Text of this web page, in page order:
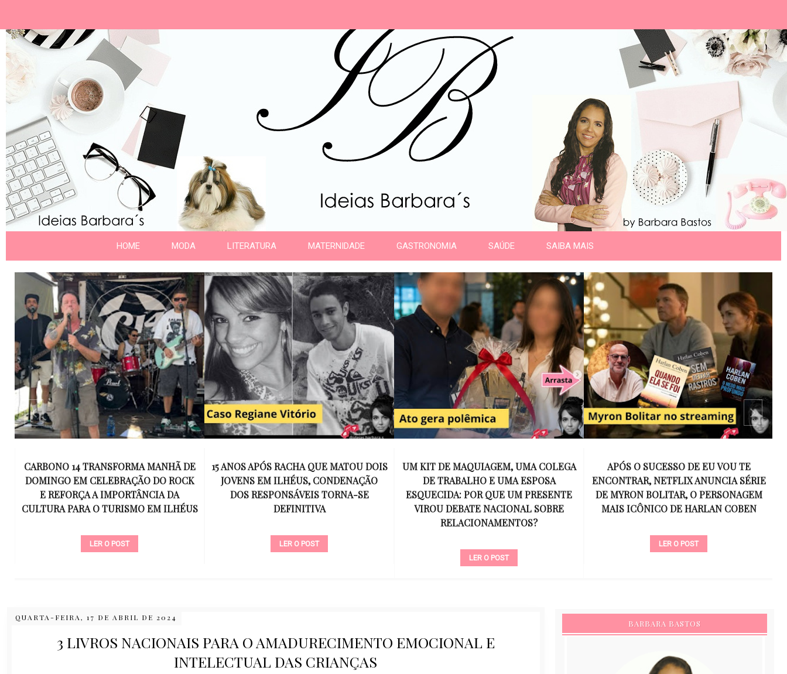
HOME MODA LITERATURA MATERNIDADE GASTRONOMIA SAÚDE SAIBA MAIS
15 ANOS APÓS RACHA QUE MATOU DOIS
JOVENS EM ILHÉUS, CONDENAÇÃO
DOS RESPONSÁVEIS TORNA-SE
DEFINITIVA
LER O POST
UM KIT DE MAQUIAGEM, UMA COLEGA
DE TRABALHO E UMA ESPOSA
ESQUECIDA: POR QUE UM PRESENTE
VIROU DEBATE NACIONAL SOBRE
APÓS O SUCESSO DE EU VOU TE
ENCONTRAR, NETFLIX ANUNCIA SÉRIE
DE MYRON BOLITAR, O PERSONAGEM
MAIS ICÔNICO DE HARLAN COBEN
15 ANOS SEM AMY WINEHOUSE: A VOZ
INESQUECÍVEL QUE REVOLUCIONOU A
MÚSICA E SE TORNOU UM SÍMBOLO
DE UMA GERAÇÃO
LER O POST
QUARTA-FEIRA, 17 DE ABRIL DE 2024
3 LIVROS NACIONAIS PARA O AMADURECIMENTO EMOCIONAL E
INTELECTUAL DAS CRIANÇAS
BARBARA BASTOS